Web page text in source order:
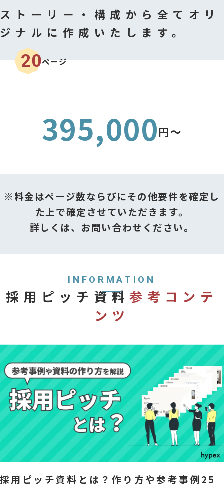
ストーリー・構成から全てオリ
ジナルに作成いたします。
20ページ
395,000円〜
※料金はページ数ならびにその他要件を確定し
た上で確定させていただきます。
詳しくは、お問い合わせください。
INFORMATION
採用ピッチ資料参考コンテ
ンツ
採用ピッチ資料とは？作り方や参考事例25